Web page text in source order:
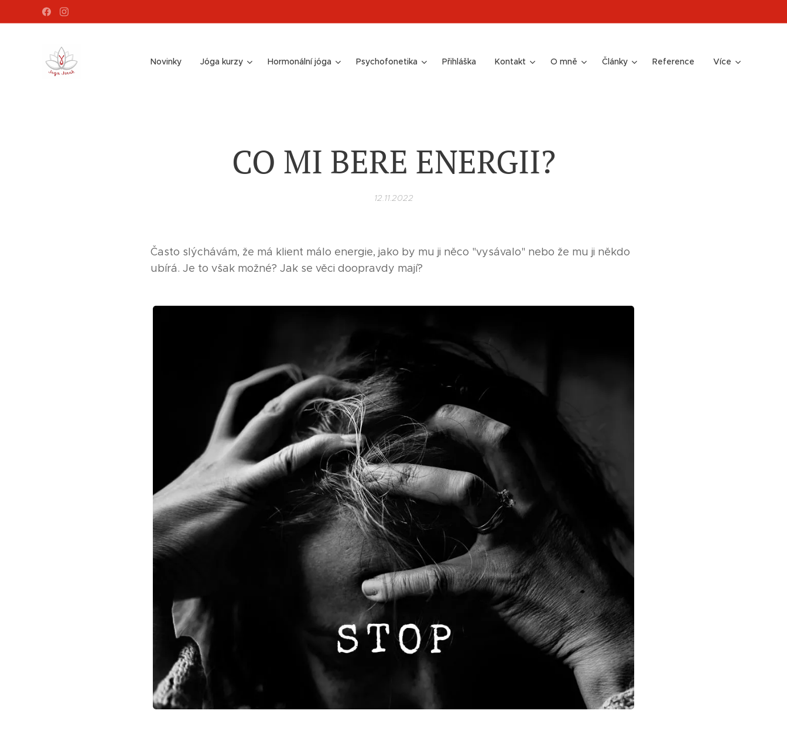
Novinky Jóga kurzy Hormonální jóga Psychofonetika Přihláška Kontakt O mně Články Reference Více
CO MI BERE ENERGII?
12.11.2022
Často slýchávám, že má klient málo energie, jako by mu ji něco "vysávalo" nebo že mu ji někdo
ubírá. Je to však možné? Jak se věci doopravdy mají?